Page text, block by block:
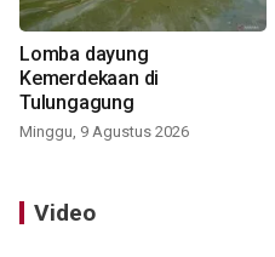
Lomba dayung
Kemerdekaan di
Tulungagung
Minggu, 9 Agustus 2026
Video